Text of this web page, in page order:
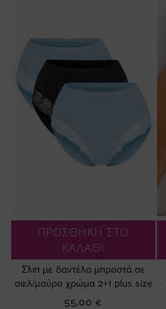
ΠΡΟΣΘΗΚΗ ΣΤΟ
ΚΑΛΑΘΙ
Σλιπ με δαντέλα μπροστά σε
σιελ/μαύρο χρώμα 2+1 plus size
55,00 €